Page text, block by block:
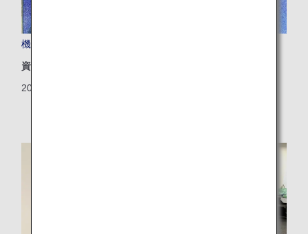
機内食用の食器を一部再利用して製作した壁材の陶板
資源
2024/12/26